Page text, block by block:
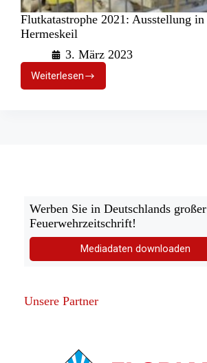
Flutkatastrophe 2021: Ausstellung in
Hermeskeil
3. März 2023
WeiterlesenFlutkatastrophe
2021:
Werben Sie in Deutschlands großer
Feuerwehrzeitschrift!
Mediadaten downloaden
Unsere Partner